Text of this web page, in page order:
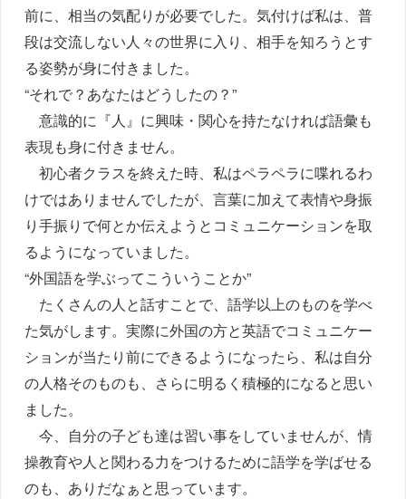
前に、相当の気配りが必要でした。気付けば私は、普
段は交流しない人々の世界に入り、相手を知ろうとす
る姿勢が身に付きました。
“それで？あなたはどうしたの？”
意識的に『人』に興味・関心を持たなければ語彙も
表現も身に付きません。
初心者クラスを終えた時、私はペラペラに喋れるわ
けではありませんでしたが、言葉に加えて表情や身振
り手振りで何とか伝えようとコミュニケーションを取
るようになっていました。
“外国語を学ぶってこういうことか”
たくさんの人と話すことで、語学以上のものを学べ
た気がします。実際に外国の方と英語でコミュニケー
ションが当たり前にできるようになったら、私は自分
の人格そのものも、さらに明るく積極的になると思い
ました。
今、自分の子ども達は習い事をしていませんが、情
操教育や人と関わる力をつけるために語学を学ばせる
のも、ありだなぁと思っています。